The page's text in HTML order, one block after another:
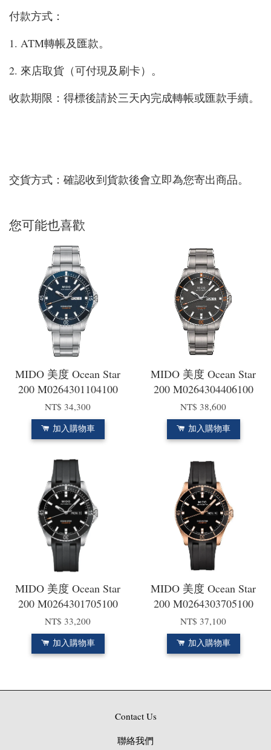
付款方式：
1. ATM轉帳及匯款。
2. 來店取貨（可付現及刷卡）。
收款期限：得標後請於三天內完成轉帳或匯款手續。
交貨方式：確認收到貨款後會立即為您寄出商品。
您可能也喜歡
MIDO 美度 Ocean Star
200 M0264301104100
NT$ 34,300
加入購物車
MIDO 美度 Ocean Star
200 M0264304406100
NT$ 38,600
加入購物車
MIDO 美度 Ocean Star
200 M0264301705100
NT$ 33,200
加入購物車
MIDO 美度 Ocean Star
200 M0264303705100
NT$ 37,100
加入購物車
Contact Us
聯絡我們